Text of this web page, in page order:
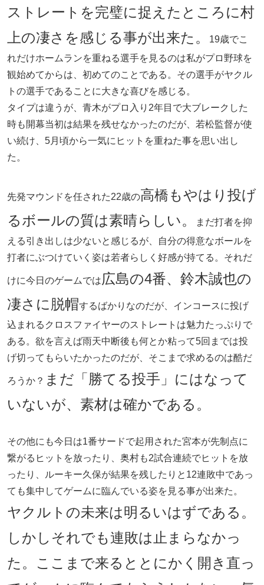
ストレートを完璧に捉えたところに村
上の凄さを感じる事が出来た。
19歳でこ
れだけホームランを重ねる選手を見るのは私がプロ野球を
観始めてからは、初めてのことである。その選手がヤクル
トの選手であることに大きな喜びを感じる。
タイプは違うが、青木がプロ入り2年目で大ブレークした
時も開幕当初は結果を残せなかったのだが、若松監督が使
い続け、5月頃から一気にヒットを重ねた事を思い出し
た。
先発マウンドを任された22歳の高橋もやはり投げ
るボールの質は素晴らしい。
まだ打者を抑
える引き出しは少ないと感じるが、自分の得意なボールを
打者にぶつけていく姿は若者らしく好感が持てる。それだ
けに今日のゲームでは広島の4番、鈴木誠也の
凄さに脱帽するばかりなのだが、インコースに投げ
込まれるクロスファイヤーのストレートは魅力たっぷりで
ある。欲を言えば雨天中断後も何とか粘って5回までは投
げ切ってもらいたかったのだが、そこまで求めるのは酷だ
ろうか？ まだ「勝てる投手」にはなって
いないが、素材は確かである。
その他にも今日は1番サードで起用された宮本が先制点に
繋がるヒットを放ったり、奥村も2試合連続でヒットを放
ったり、ルーキー久保が結果を残したりと12連敗中であっ
ても集中してゲームに臨んでいる姿を見る事が出来た。
ヤクルトの未来は明るいはずである。
しかしそれでも連敗は止まらなかっ
た。ここまで来るととにかく開き直っ